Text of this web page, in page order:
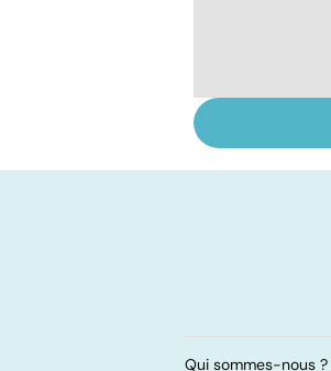
fléau
Qui sommes-nous ?